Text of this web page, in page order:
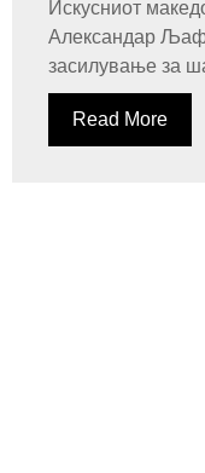
Искусниот
Александар
засилување за
Read More